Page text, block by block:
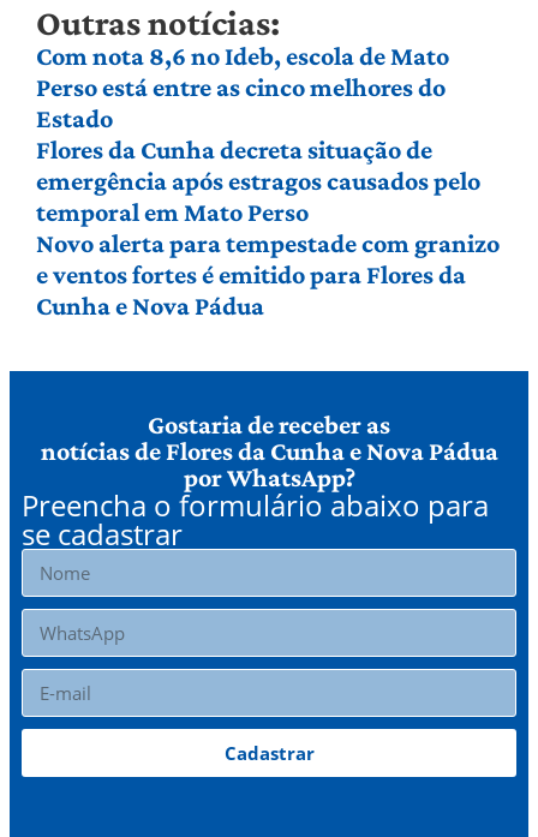
Outras notícias:
Com nota 8,6 no Ideb, escola de Mato
Perso está entre as cinco melhores do
Estado
Flores da Cunha decreta situação de
emergência após estragos causados pelo
temporal em Mato Perso
Novo alerta para tempestade com granizo
e ventos fortes é emitido para Flores da
Cunha e Nova Pádua
Gostaria de receber as
notícias de Flores da Cunha e Nova Pádua
por WhatsApp?
Preencha o formulário abaixo para
se cadastrar
Cadastrar